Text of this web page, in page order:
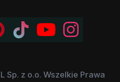
Sp. z o.o. Wszelkie Prawa